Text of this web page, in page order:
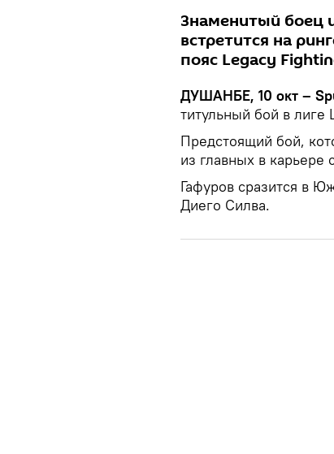
Знаменитый боец
встретится на
пояс Legacy
ДУШАНБЕ, 10 окт –
титульный бой в лиге
Предстоящий бой,
из главных в карьере
Гафуров сразится в
Диего Силва.